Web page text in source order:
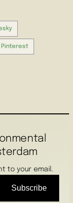
Pinterest
to your email.
Subscribe